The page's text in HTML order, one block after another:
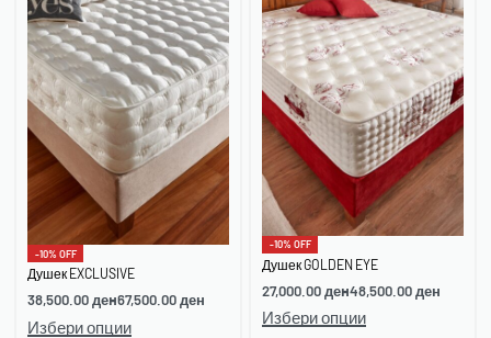
-10% OFF
Душек EXCLUSIVE
38,500.00ден67,500.00ден
Избери опции
-10% OFF
Душек GOLDEN EYE
27,000.00ден48,500.00ден
Избери опции